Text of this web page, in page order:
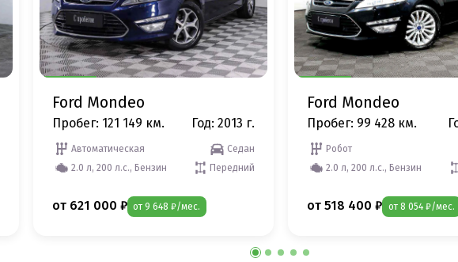
Ford Mondeo
Пробег: 121 149 км. Год: 2013 г.
Автоматическая
Седан
2.0 л, 200 л.с., Бензин
Передний
от 621 000 ₽ от 9 648 ₽/мес.
Ford Mondeo
Пробег: 99 428 км.
Робот
2.0 л, 200 л.с., Бензин
от 518 400 ₽ от 8 054 ₽/мес.